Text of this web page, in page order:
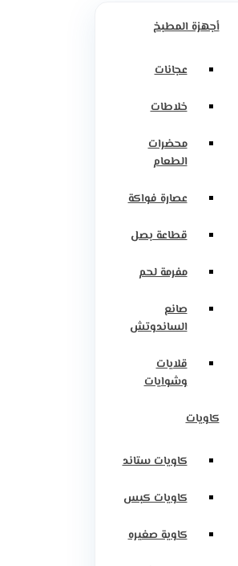
أجهزة المطبخ
عجانات
خلاطات
محضرات
الطعام
عصارة فواكة
قطاعة بصل
مفرمة لحم
صانع
الساندوتش
قلايات
وشوايات
كاويات
كاويات ستاند
كاويات كبس
كاوية صغيره